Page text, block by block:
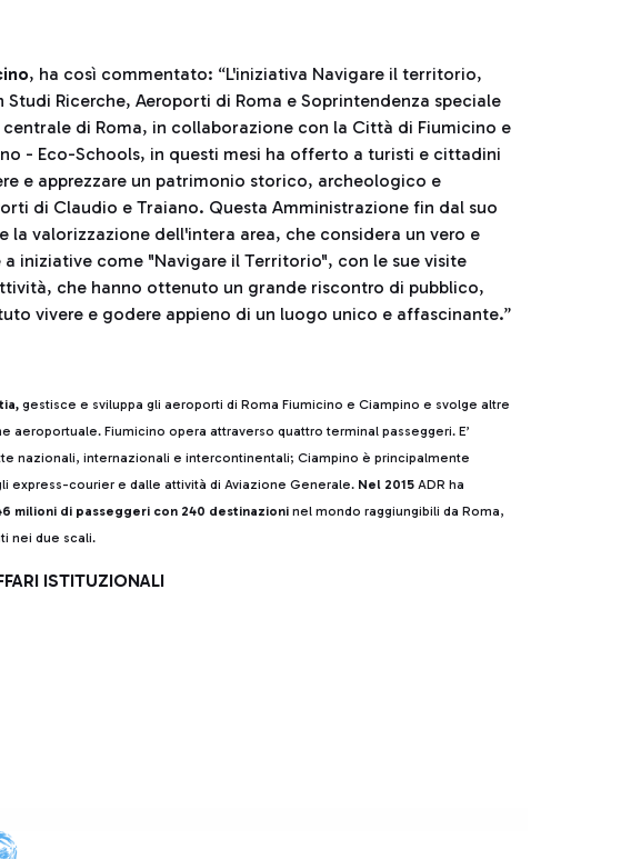
, ha così commentato: “L'iniziativa Navigare il territorio,
Ricerche, Aeroporti di Roma e Soprintendenza speciale
di Roma, in collaborazione con la Città di Fiumicino e
- Eco-Schools, in questi mesi ha offerto a turisti e cittadini
e apprezzare un patrimonio storico, archeologico e
di Claudio e Traiano. Questa Amministrazione fin dal suo
la valorizzazione dell'intera area, che considera un vero e
iniziative come "Navigare il Territorio", con le sue visite
che hanno ottenuto un grande riscontro di pubblico,
vivere e godere appieno di un luogo unico e affascinante.”
gestisce e sviluppa gli aeroporti di Roma Fiumicino e Ciampino e svolge altre
Fiumicino opera attraverso quattro terminal passeggeri. E’
nazionali, internazionali e intercontinentali; Ciampino è principalmente
express-courier e dalle attività di Aviazione Generale. Nel 2015 ADR ha
milioni di passeggeri con 240 destinazioni nel mondo raggiungibili da Roma,
nei due scali.
ISTITUZIONALI